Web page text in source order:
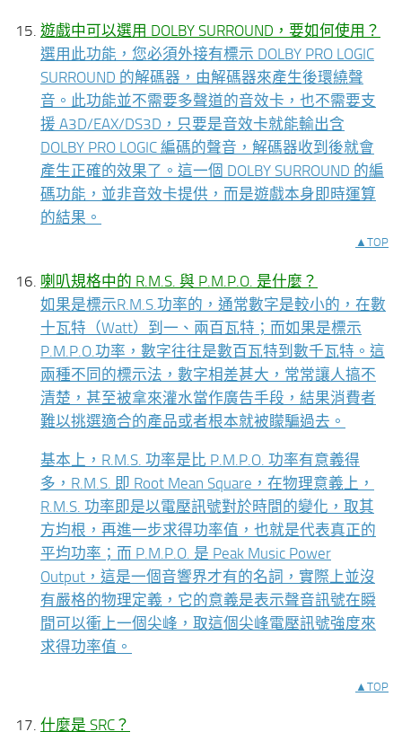
遊戲中可以選用 DOLBY SURROUND，要如何使用？
選用此功能，您必須外接有標示 DOLBY PRO LOGIC
SURROUND 的解碼器，由解碼器來產生後環繞聲
音。此功能並不需要多聲道的音效卡，也不需要支
援 A3D/EAX/DS3D，只要是音效卡就能輸出含
DOLBY PRO LOGIC 編碼的聲音，解碼器收到後就會
產生正確的效果了。這一個 DOLBY SURROUND 的編
碼功能，並非音效卡提供，而是遊戲本身即時運算
的結果。
▲TOP
喇叭規格中的 R.M.S. 與 P.M.P.O. 是什麼？
如果是標示R.M.S.功率的，通常數字是較小的，在數
十瓦特（Watt）到一、兩百瓦特；而如果是標示
P.M.P.O.功率，數字往往是數百瓦特到數千瓦特。這
兩種不同的標示法，數字相差甚大，常常讓人搞不
清楚，甚至被拿來灌水當作廣告手段，結果消費者
難以挑選適合的產品或者根本就被矇騙過去。
基本上，R.M.S. 功率是比 P.M.P.O. 功率有意義得
多，R.M.S. 即 Root Mean Square，在物理意義上，
R.M.S. 功率即是以電壓訊號對於時間的變化，取其
方均根，再進一步求得功率值，也就是代表真正的
平均功率；而 P.M.P.O. 是 Peak Music Power
Output，這是一個音響界才有的名詞，實際上並沒
有嚴格的物理定義，它的意義是表示聲音訊號在瞬
間可以衝上一個尖峰，取這個尖峰電壓訊號強度來
求得功率值。
▲TOP
什麼是 SRC？